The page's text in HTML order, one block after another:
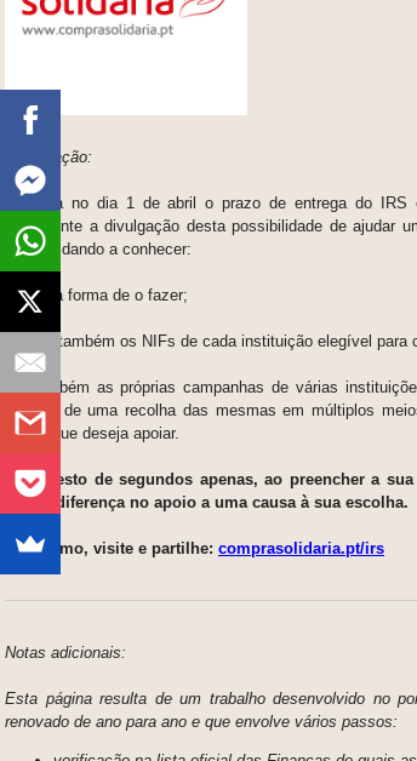
Atualização:
Começa no dia 1 de abril o prazo de entrega do IRS
novamente a divulgação desta possibilidade de ajudar
custos, dando a conhecer:
- tanto a forma de o fazer;
- como também os NIFs de cada instituição elegível para
- e também as próprias campanhas de várias
através de uma recolha das mesmas em múltiplos
causa que deseja apoiar.
Num gesto de segundos apenas, ao preencher a
toda a diferença no apoio a uma causa à sua escolha.
Veja como, visite e partilhe: comprasolidaria.pt/irs
Notas adicionais:
Esta página resulta de um trabalho desenvolvido no
renovado de ano para ano e que envolve vários passos: